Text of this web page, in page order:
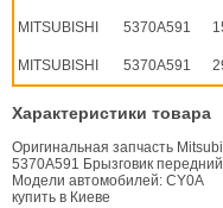
MITSUBISHI 5370A591
MITSUBISHI 5370A591
Характеристики товара
Оригинальная запчасть
5370A591 Брызговик
Модели автомобилей: CY0A
купить в Киеве